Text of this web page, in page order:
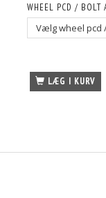
WHEEL PCD / BOLT
LÆG I KURV